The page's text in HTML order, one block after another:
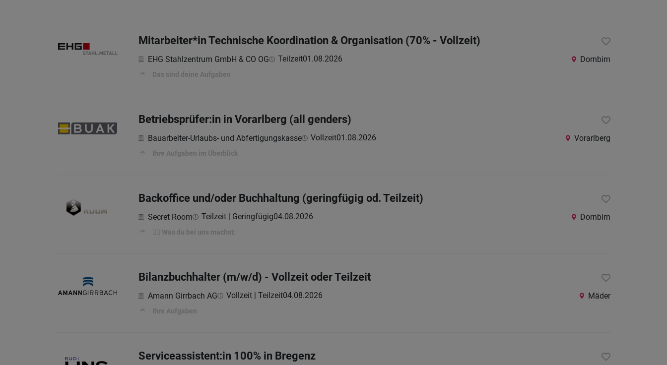
Mitarbeiter*in Technische Koordination & Organisation (70% - Vollzeit)
EHG Stahlzentrum GmbH & CO OG Teilzeit01.08.2026 Dornbirn
Das sind deine Aufgaben
Betriebsprüfer:in in Vorarlberg (all genders)
Bauarbeiter-Urlaubs- und Abfertigungskasse Vollzeit01.08.2026 Vorarlberg
Ihre Aufgaben im Überblick
Backoffice und/oder Buchhaltung (geringfügig od. Teilzeit)
Secret Room Teilzeit | Geringfügig04.08.2026 Dornbirn
🕵️‍♀️ Was du bei uns machst:
Bilanzbuchhalter (m/w/d) - Vollzeit oder Teilzeit
Amann Girrbach AG Vollzeit | Teilzeit04.08.2026 Mäder
Ihre Aufgaben
Serviceassistent:in 100% in Bregenz